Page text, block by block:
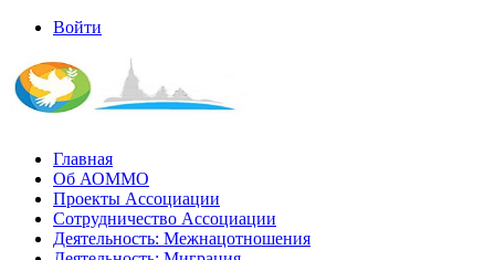
Войти
Главная
Об АОММО
Проекты Ассоциации
Сотрудничество Ассоциации
Деятельность: Межнацотношения